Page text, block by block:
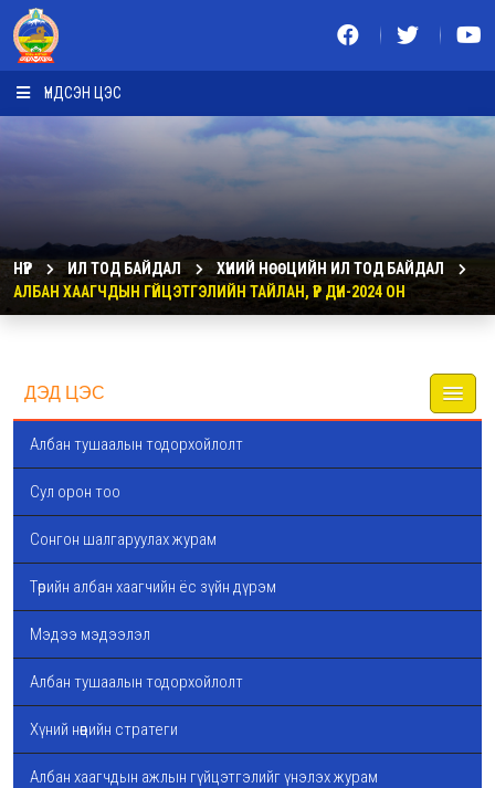
ҮНДСЭН ЦЭС
НҮҮР ИЛ ТОД БАЙДАЛ
ХҮНИЙ НӨӨЦИЙН ИЛ ТОД БАЙДАЛ
АЛБАН ХААГЧДЫН ГҮЙЦЭТГЭЛИЙН ТАЙЛАН, ҮР ДҮН-2024 ОН
ДЭД ЦЭС
Албан тушаалын тодорхойлолт
Сул орон тоо
Сонгон шалгаруулах журам
Төрийн албан хаагчийн ёс зүйн дүрэм
Мэдээ мэдээлэл
Албан тушаалын тодорхойлолт
Хүний нөөцийн стратеги
Албан хаагчдын ажлын гүйцэтгэлийг үнэлэх журам